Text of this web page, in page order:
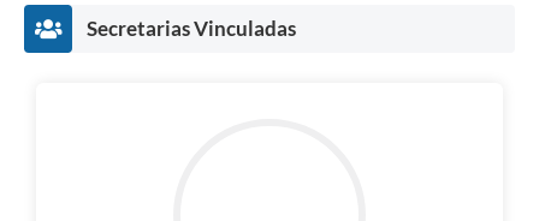
Secretarias Vinculadas